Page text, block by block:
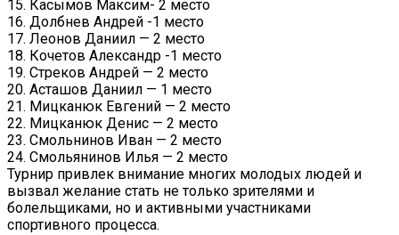
15. Касымов Максим- 2 место
16. Долбнев Андрей -1 место
17. Леонов Даниил — 2 место
18. Кочетов Александр -1 место
19. Стреков Андрей — 2 место
20. Асташов Даниил — 1 место
21. Мицканюк Евгений — 2 место
22. Мицканюк Денис — 2 место
23. Смольнинов Иван — 2 место
24. Смольянинов Илья — 2 место
Турнир привлек внимание многих молодых людей и
вызвал желание стать не только зрителями и
болельщиками, но и активными участниками
спортивного процесса.